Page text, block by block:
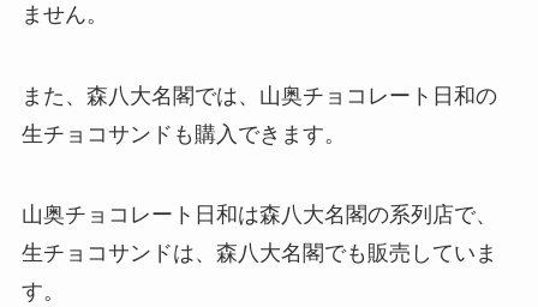
ません。
また、森八大名閣では、山奥チョコレート日和の
生チョコサンドも購入できます。
山奥チョコレート日和は森八大名閣の系列店で、
生チョコサンドは、森八大名閣でも販売していま
す。